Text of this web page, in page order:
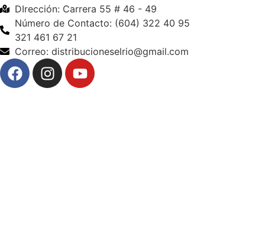
DIrección: Carrera 55 # 46 - 49
Número de Contacto: (604) 322 40 95
321 461 67 21
Correo: distribucioneselrio@gmail.com